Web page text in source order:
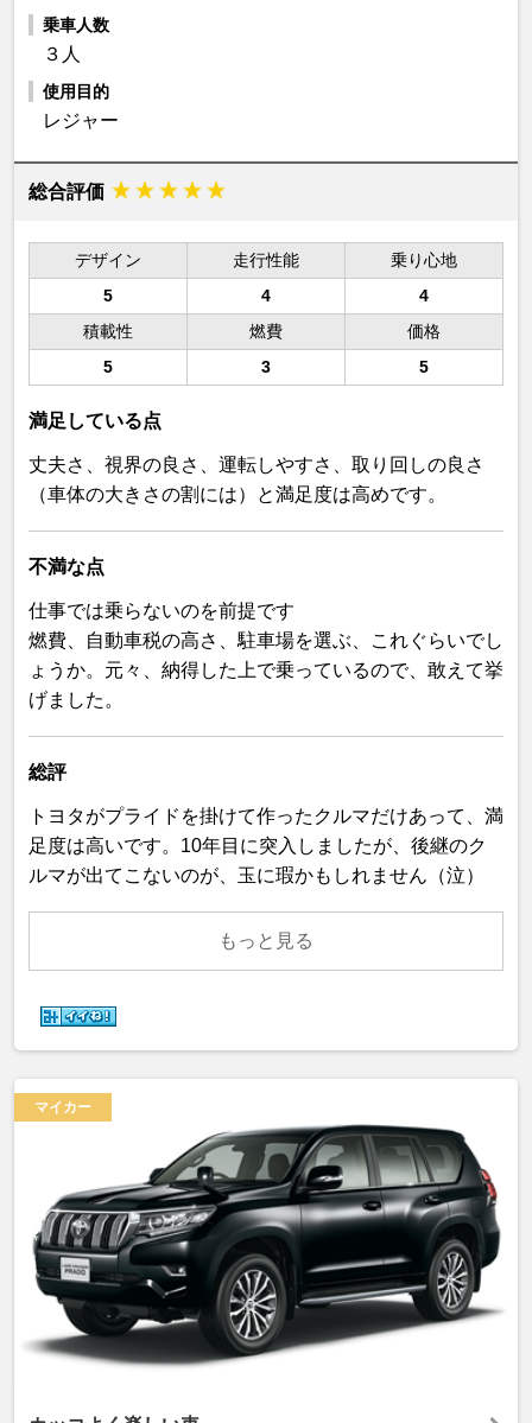
乗車人数
３人
使用目的
レジャー
総合評価
デザイン 走行性能
乗り心地
5
4
4
積載性
燃費
価格
5
3 5
満足している点
丈夫さ、視界の良さ、運転しやすさ、取り回しの良さ
（車体の大きさの割には）と満足度は高めです。
不満な点
仕事では乗らないのを前提です
燃費、自動車税の高さ、駐車場を選ぶ、これぐらいでし
ょうか。元々、納得した上で乗っているので、敢えて挙
げました。
総評
トヨタがプライドを掛けて作ったクルマだけあって、満
足度は高いです。10年目に突入しましたが、後継のク
ルマが出てこないのが、玉に瑕かもしれません（泣）
もっと見る
マイカー